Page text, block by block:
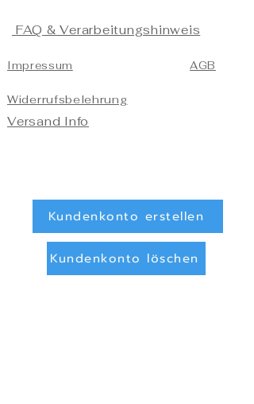
FAQ & Verarbeitungshinweis
Impressum
Widerrufsbelehrung
Versand Info
AGB
Kundenkonto erstellen
Kundenkonto löschen